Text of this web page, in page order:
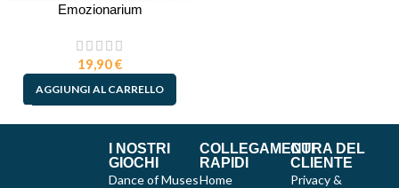
Emozionarium
19,90€
AGGIUNGI AL CARRELLO
I NOSTRI
GIOCHI
Dance of Muses
COLLEGAMENTI
RAPIDI
Home
CURA DEL
CLIENTE
Privacy &